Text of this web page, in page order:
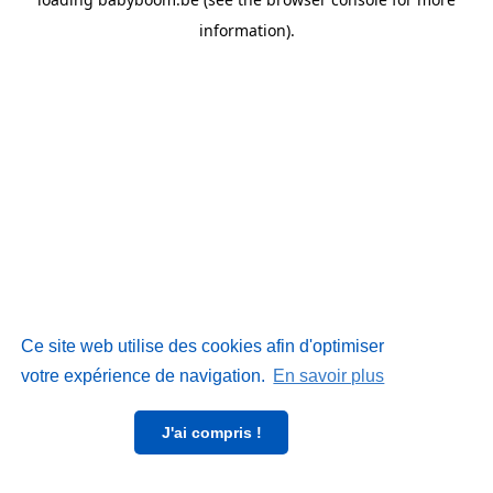
Ce site web utilise des cookies afin d'optimiser
votre expérience de navigation. En savoir plus
J'ai compris !
information).